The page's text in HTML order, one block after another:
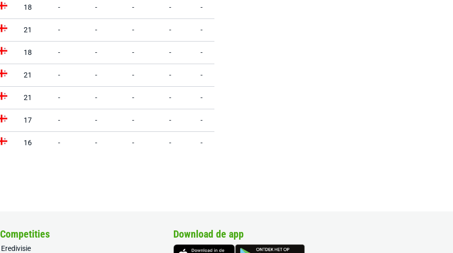
18 - - - - -
21 - - - - -
18 - - - - -
21 - - - - -
21 - - - - -
17 - - - - -
16 - - - - -
Competities
Eredivisie
Download de app